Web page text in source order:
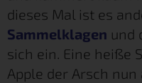
dieses Mal ist es
Sammelklagen und
sich ein. Eine heiße
Apple der Arsch nun